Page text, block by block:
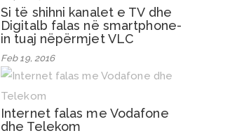
Si të shihni kanalet e TV dhe
Digitalb falas në smartphone-
in tuaj nëpërmjet VLC
Feb 19, 2016
Internet falas me Vodafone
dhe Telekom